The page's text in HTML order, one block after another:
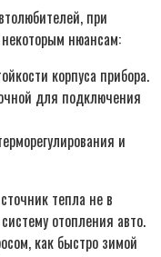
при
нюансам:
корпуса прибора.
для подключения
и
тепла не в
отопления авто.
как быстро зимой